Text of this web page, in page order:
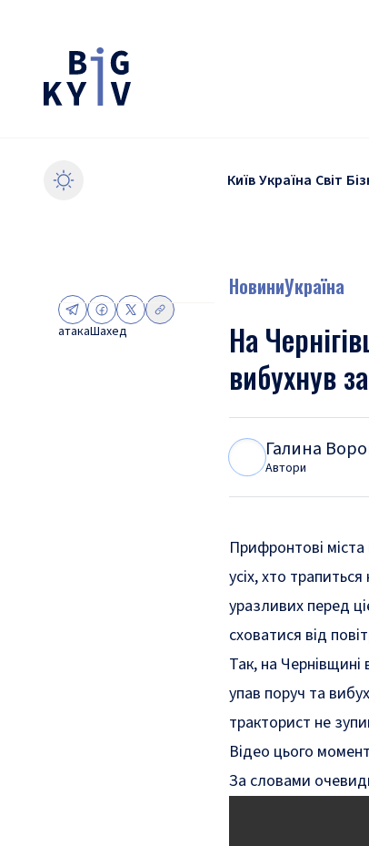
КиївУкраїна Світ
атакаШахед
НовиниУкраїна
На
вибухнув
Галина
Автори
Прифронтові міста
усіх, хто
уразливих перед
сховатися від
Так, на
упав поруч та
тракторист не
Відео цього
За словами